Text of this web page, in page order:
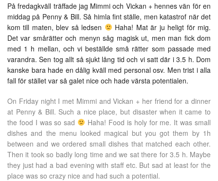
På fredagkväll träffade jag Mimmi och Vickan + hennes vän för en
middag på Penny & Bill. Så himla fint ställe, men katastrof när det
kom till maten, blev så ledsen
Haha! Mat är ju heligt för mig.
Det var smårätter och menyn såg magisk ut, men man fick dom
med 1 h mellan, och vi beställde små rätter som passade med
varandra. Sen tog allt så sjukt lång tid och vi satt där i 3.5 h. Dom
kanske bara hade en dålig kväll med personal osv. Men trist i alla
fall för stället var så galet nice och hade värsta potentialen.
On Friday night I met Mimmi and Vickan + her friend for a dinner
at Penny & Bill. Such a nice place, but disaster when it came to
the food I was so sad
Haha! Food is holy for me. It was small
dishes and the menu looked magical but you got them by 1h
between and we ordered small dishes that matched each other.
Then it took so badly long time and we sat there for 3.5 h. Maybe
they just had a bad evening with staff etc. But sad at least for the
place was so crazy nice and had such a potential.